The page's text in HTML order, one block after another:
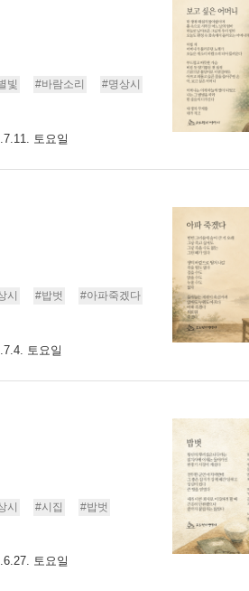
빛 #바람소리
#명상시
토요일
시 #밥벗
#아파죽겠다
토요일
시 #시집
#밥벗
토요일